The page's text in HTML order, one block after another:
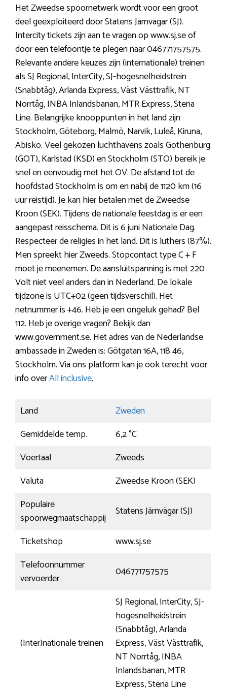
Het Zweedse spoornetwerk wordt voor een groot
deel geëxploiteerd door Statens Järnvägar (SJ).
Intercity tickets zijn aan te vragen op www.sj.se of
door een telefoontje te plegen naar 046771757575.
Relevante andere keuzes zijn (internationale) treinen
als SJ Regional, InterCity, SJ-hogesnelheidstrein
(Snabbtåg), Arlanda Express, Väst Västtrafik, NT
Norrtåg, INBA Inlandsbanan, MTR Express, Stena
Line. Belangrijke knooppunten in het land zijn
Stockholm, Göteborg, Malmö, Narvik, Luleå, Kiruna,
Abisko. Veel gekozen luchthavens zoals Gothenburg
(GOT), Karlstad (KSD) en Stockholm (STO) bereik je
snel en eenvoudig met het OV. De afstand tot de
hoofdstad Stockholm is om en nabij de 1120 km (16
uur reistijd). Je kan hier betalen met de Zweedse
Kroon (SEK). Tijdens de nationale feestdag is er een
aangepast reisschema. Dit is 6 juni Nationale Dag.
Respecteer de religies in het land. Dit is luthers (87%).
Men spreekt hier Zweeds. Stopcontact type C + F
moet je meenemen. De aansluitspanning is met 220
Volt niet veel anders dan in Nederland. De lokale
tijdzone is UTC+02 (geen tijdsverschil). Het
netnummer is +46. Heb je een ongeluk gehad? Bel
112. Heb je overige vragen? Bekijk dan
www.government.se. Het adres van de Nederlandse
ambassade in Zweden is: Götgatan 16A, 118 46,
Stockholm. Via ons platform kan je ook terecht voor
info overAll inclusive.
Land
Zweden
Gemiddelde temp.
6,2 °C
Voertaal
Zweeds
Valuta
Zweedse Kroon (SEK)
Populaire
spoorwegmaatschappij
Statens Järnvägar (SJ)
Ticketshop
www.sj.se
Telefoonnummer
vervoerder
046771757575
(Inter)nationale treinen
SJ Regional, InterCity, SJ-
hogesnelheidstrein
(Snabbtåg), Arlanda
Express, Väst Västtrafik,
NT Norrtåg, INBA
Inlandsbanan, MTR
Express, Stena Line